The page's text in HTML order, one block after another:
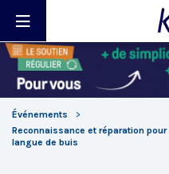
Événements
Reconnaissance et réparation
langue de buis